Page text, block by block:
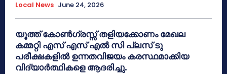
Local News June 24, 2026
യൂത്ത് കോൺഗ്രസ്സ് തളിയക്കോണം മേഖല
കമ്മറ്റി എസ് എസ് എൽ സി പ്ലസ് ടു
പരീക്ഷകളിൽ ഉന്നതവിജയം കരസ്ഥമാക്കിയ
വിദ്യാർത്ഥികളെ ആദരിച്ചു.